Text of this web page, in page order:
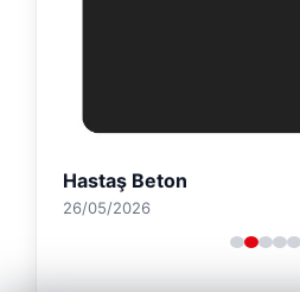
Hastaş Beton
26/05/2026